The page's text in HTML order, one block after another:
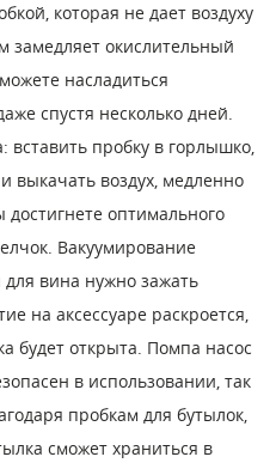
которая не дает воздуху
замедляет окислительный
насладиться
спустя несколько дней.
вставить пробку в горлышко,
выкачать воздух, медленно
оптимального
Вакуумирование
для вина нужно зажать
на аксессуаре раскроется,
будет открыта. Помпа насос
в использовании, так
пробкам для бутылок,
сможет храниться в